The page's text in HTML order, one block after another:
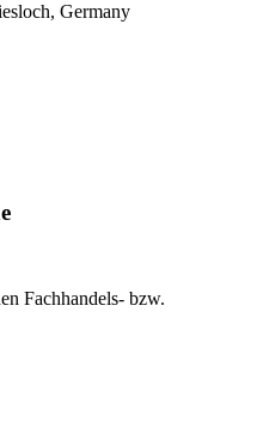
Germany
Fachhandels- bzw.